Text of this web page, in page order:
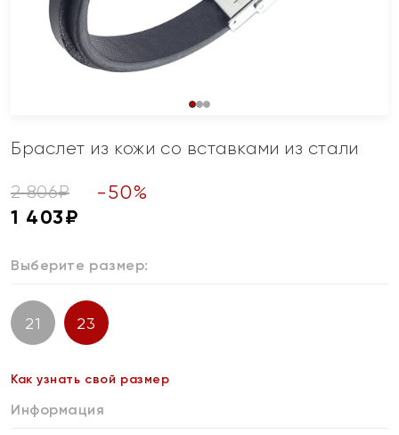
Браслет из кожи со вставками из стали
2 806₽ -50%
1 403₽
Выберите размер:
21 23
Как узнать свой размер
Информация